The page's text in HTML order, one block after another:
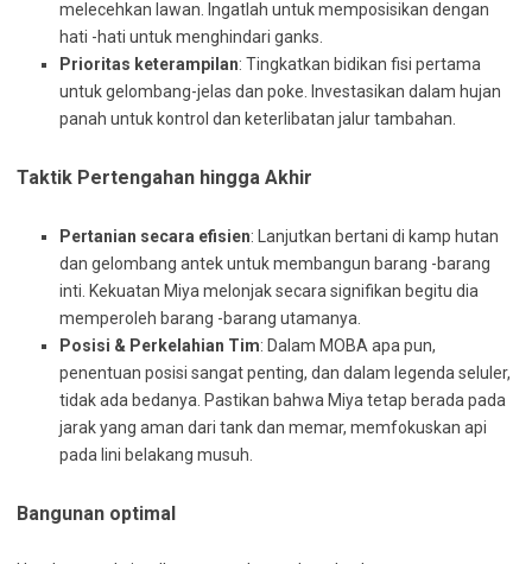
melecehkan lawan. Ingatlah untuk memposisikan dengan
hati -hati untuk menghindari ganks.
Prioritas keterampilan: Tingkatkan bidikan fisi pertama
untuk gelombang-jelas dan poke. Investasikan dalam hujan
panah untuk kontrol dan keterlibatan jalur tambahan.
Taktik Pertengahan hingga Akhir
Pertanian secara efisien: Lanjutkan bertani di kamp hutan
dan gelombang antek untuk membangun barang -barang
inti. Kekuatan Miya melonjak secara signifikan begitu dia
memperoleh barang -barang utamanya.
Posisi & Perkelahian Tim: Dalam MOBA apa pun,
penentuan posisi sangat penting, dan dalam legenda seluler,
tidak ada bedanya. Pastikan bahwa Miya tetap berada pada
jarak yang aman dari tank dan memar, memfokuskan api
pada lini belakang musuh.
Bangunan optimal